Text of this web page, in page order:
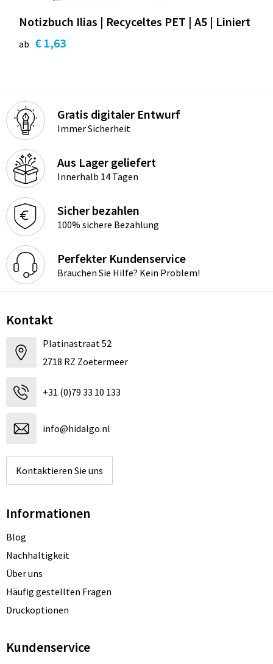
Notizbuch Ilias | Recyceltes PET | A5 | Liniert
ab € 1,63
Gratis digitaler Entwurf
Immer Sicherheit
Aus Lager geliefert
Innerhalb 14 Tagen
Sicher bezahlen
100% sichere Bezahlung
Perfekter Kundenservice
Brauchen Sie Hilfe? Kein Problem!
Kontakt
Platinastraat 52
2718 RZ Zoetermeer
+31 (0)79 33 10 133
info@hidalgo.nl
Kontaktieren Sie uns
Informationen
Blog
Nachhaltigkeit
Über uns
Häufig gestellten Fragen
Druckoptionen
Kundenservice